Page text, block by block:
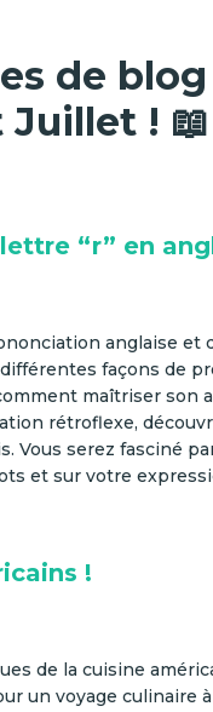
de
! 📖
“r” en
anglaise et
façons de
maîtriser son
rétroflexe,
Vous serez fasciné
et sur votre
!
de la cuisine
un voyage culinaire